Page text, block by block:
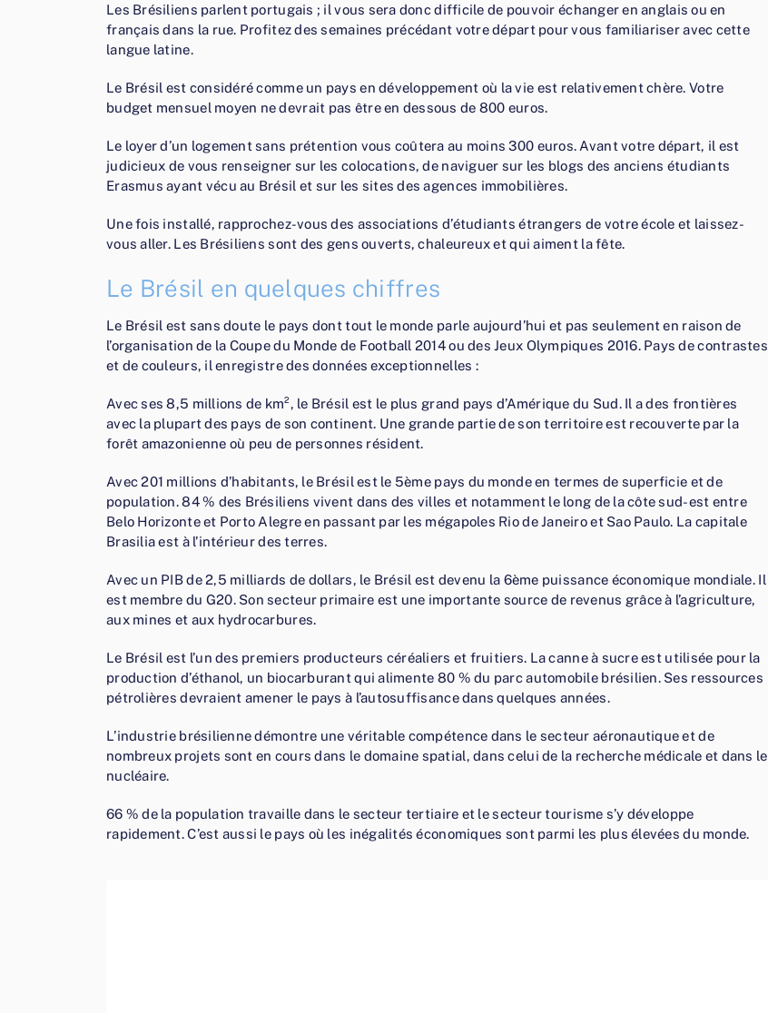
Les Brésiliens parlent portugais ; il vous sera donc difficile de pouvoir échanger en anglais ou en
français dans la rue. Profitez des semaines précédant votre départ pour vous familiariser avec cette
langue latine.
Le Brésil est considéré comme un pays en développement où la vie est relativement chère. Votre
budget mensuel moyen ne devrait pas être en dessous de 800 euros.
Le loyer d’un logement sans prétention vous coûtera au moins 300 euros. Avant votre départ, il est
judicieux de vous renseigner sur les colocations, de naviguer sur les blogs des anciens étudiants
Erasmus ayant vécu au Brésil et sur les sites des agences immobilières.
Une fois installé, rapprochez-vous des associations d’étudiants étrangers de votre école et laissez-
vous aller. Les Brésiliens sont des gens ouverts, chaleureux et qui aiment la fête.
Le Brésil en quelques chiffres
Le Brésil est sans doute le pays dont tout le monde parle aujourd’hui et pas seulement en raison de
l’organisation de la Coupe du Monde de Football 2014 ou des Jeux Olympiques 2016. Pays de contrastes
et de couleurs, il enregistre des données exceptionnelles :
Avec ses 8,5 millions de km², le Brésil est le plus grand pays d’Amérique du Sud. Il a des frontières
avec la plupart des pays de son continent. Une grande partie de son territoire est recouverte par la
forêt amazonienne où peu de personnes résident.
Avec 201 millions d’habitants, le Brésil est le 5ème pays du monde en termes de superficie et de
population. 84 % des Brésiliens vivent dans des villes et notamment le long de la côte sud-est entre
Belo Horizonte et Porto Alegre en passant par les mégapoles Rio de Janeiro et Sao Paulo. La capitale
Brasilia est à l’intérieur des terres.
Avec un PIB de 2,5 milliards de dollars, le Brésil est devenu la 6ème puissance économique mondiale. Il
est membre du G20. Son secteur primaire est une importante source de revenus grâce à l’agriculture,
aux mines et aux hydrocarbures.
Le Brésil est l’un des premiers producteurs céréaliers et fruitiers. La canne à sucre est utilisée pour la
production d’éthanol, un biocarburant qui alimente 80 % du parc automobile brésilien. Ses ressources
pétrolières devraient amener le pays à l’autosuffisance dans quelques années.
L’industrie brésilienne démontre une véritable compétence dans le secteur aéronautique et de
nombreux projets sont en cours dans le domaine spatial, dans celui de la recherche médicale et dans le
nucléaire.
66 % de la population travaille dans le secteur tertiaire et le secteur tourisme s’y développe
rapidement. C’est aussi le pays où les inégalités économiques sont parmi les plus élevées du monde.